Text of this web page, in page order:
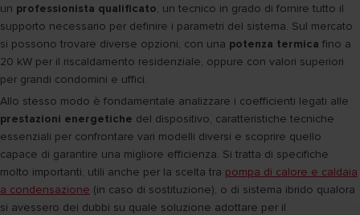
un professionista qualificato, un tecnico in grado di fornire tutto il
supporto necessario per definire i parametri del sistema. Sul mercato
si possono trovare diverse opzioni, con una potenza termica fino a
20 kW per il riscaldamento residenziale, oppure con valori superiori
per grandi condomini e uffici.
Allo stesso modo è fondamentale analizzare i coefficienti legati alle
prestazioni energetiche del dispositivo, caratteristiche tecniche
essenziali per confrontare vari modelli diversi e scoprire quello
capace di garantire una migliore efficienza. Si tratta di specifiche
molto importanti, utili anche per la scelta tra pompa di calore e caldaia
a condensazione (in caso di sostituzione), o di sistema ibrido qualora
si avessero dei dubbi su quale soluzione adottare per il